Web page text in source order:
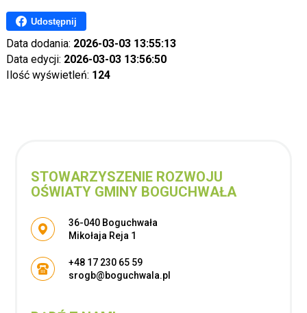
Udostępnij
Data dodania: 2026-03-03 13:55:13
Data edycji: 2026-03-03 13:56:50
Ilość wyświetleń: 124
STOWARZYSZENIE ROZWOJU
OŚWIATY GMINY BOGUCHWAŁA
Adres pocztowy:
36-040 Boguchwała
Mikołaja Reja 1
+48 17 230 65 59
srogb@boguchwala.pl